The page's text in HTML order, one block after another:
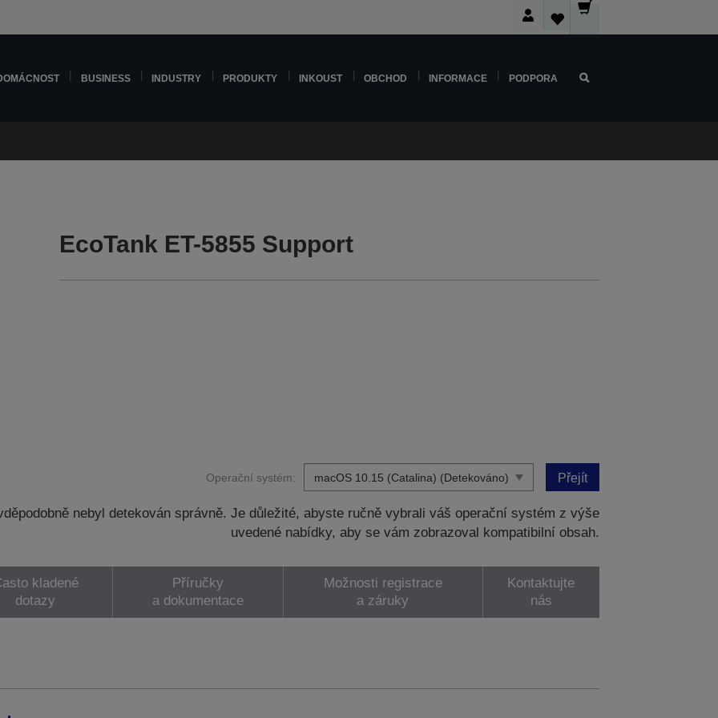
BUSINESS INDUSTRY PRODUKTY INKOUST OBCHOD INFORMACE PODPORA
EcoTank ET-5855 Support
Operační systém: Přejít
nebyl detekován správně. Je důležité, abyste ručně vybrali váš operační systém z výše
uvedené nabídky, aby se vám zobrazoval kompatibilní obsah.
kladené
dotazy
Příručky
a dokumentace
Možnosti registrace
a záruky
Kontaktujte
nás